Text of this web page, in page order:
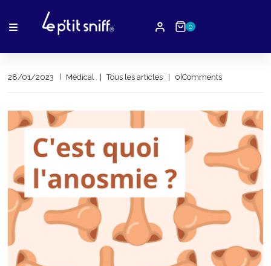
0
28/01/2023 Médical Tous les articles by
0 Comments